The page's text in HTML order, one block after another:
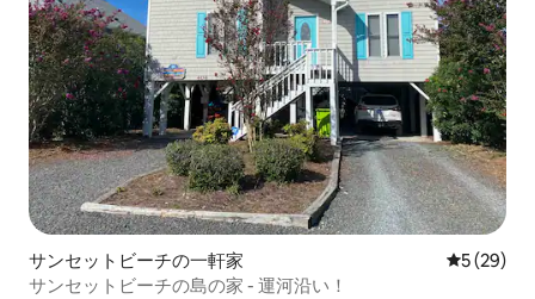
サンセットビーチの一軒家 レビュー
5 (29)
サンセットビーチの島の家 - 運河沿い！